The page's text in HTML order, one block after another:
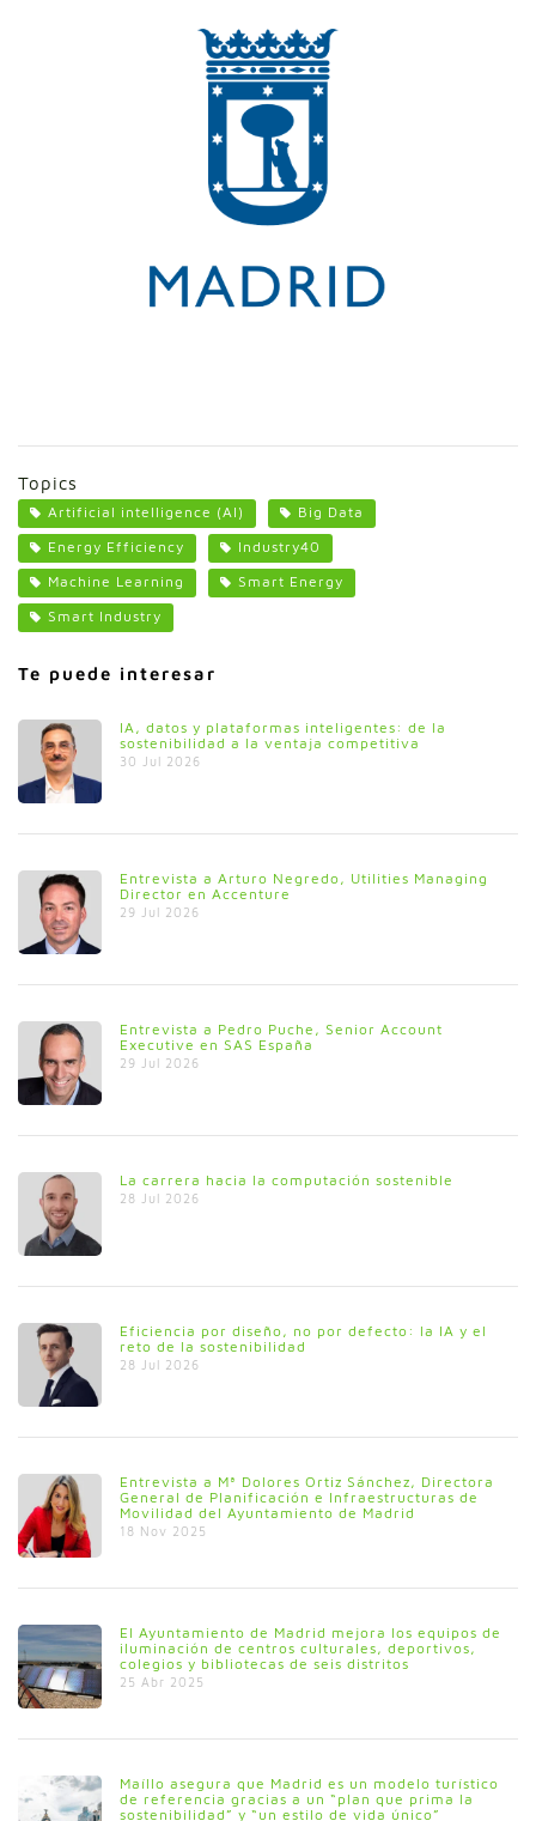
Topics
Artificial intelligence (AI)
Big Data
Energy Efficiency
Industry40
Machine Learning
Smart Energy
Smart Industry
Te puede interesar
IA, datos y plataformas inteligentes: de la
sostenibilidad a la ventaja competitiva
30 Jul 2026
Entrevista a Arturo Negredo, Utilities Managing
Director en Accenture
29 Jul 2026
Entrevista a Pedro Puche, Senior Account
Executive en SAS España
29 Jul 2026
La carrera hacia la computación sostenible
28 Jul 2026
Eficiencia por diseño, no por defecto: la IA y el
reto de la sostenibilidad
28 Jul 2026
Entrevista a Mª Dolores Ortiz Sánchez, Directora
General de Planificación e Infraestructuras de
Movilidad del Ayuntamiento de Madrid
18 Nov 2025
El Ayuntamiento de Madrid mejora los equipos de
iluminación de centros culturales, deportivos,
colegios y bibliotecas de seis distritos
25 Abr 2025
Maíllo asegura que Madrid es un modelo turístico
de referencia gracias a un “plan que prima la
sostenibilidad” y “un estilo de vida único”